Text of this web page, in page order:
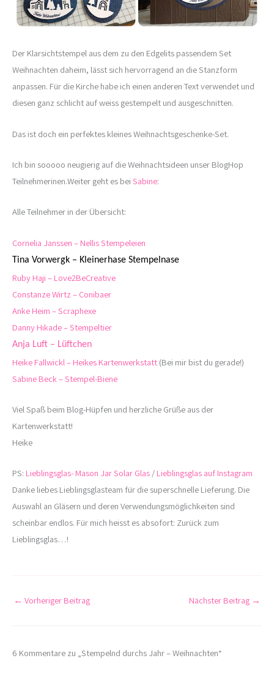
Der Klarsichtstempel aus dem zu den Edgelits passendem Set
Weihnachten daheim, lässt sich hervorragend an die Stanzform
anpassen. Für die Kirche habe ich einen anderen Text verwendet und
diesen ganz schlicht auf weiss gestempelt und ausgeschnitten.
Das ist doch ein perfektes kleines Weihnachtsgeschenke-Set.
Ich bin sooooo neugierig auf die Weihnachtsideen unser BlogHop
Teilnehmerinen.Weiter geht es bei Sabine:
Alle Teilnehmer in der Übersicht:
Cornelia Janssen – Nellis Stempeleien
Tina Vorwergk – Kleinerhase Stempelnase
Ruby Haji – Love2BeCreative
Constanze Wirtz – Conibaer
Anke Heim – Scraphexe
Danny Hikade – Stempeltier
Anja Luft – Lüftchen
Heike Fallwickl – Heikes Kartenwerkstatt (Bei mir bist du gerade!)
Sabine Beck – Stempel-Biene
Viel Spaß beim Blog-Hüpfen und herzliche Grüße aus der
Kartenwerkstatt!
Heike
PS: Lieblingsglas- Mason Jar Solar Glas / Lieblingsglas auf Instagram
Danke liebes Lieblingsglasteam für die superschnelle Lieferung. Die
Auswahl an Gläsern und deren Verwendungsmöglichkeiten sind
scheinbar endlos. Für mich heisst es absofort: Zurück zum
Lieblingsglas…!
← Vorheriger Beitrag Nächster Beitrag →
6 Kommentare zu „Stempelnd durchs Jahr – Weihnachten“